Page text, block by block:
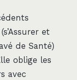
(s’Assurer et
de Santé)
oblige les
avec